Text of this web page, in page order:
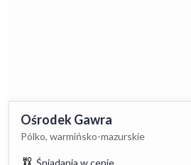
Ośrodek Gawra
Pólko, warmińsko-mazurskie
Śniadania w cenie